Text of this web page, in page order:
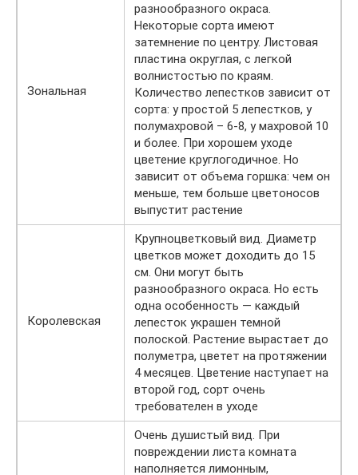
Зональная
разнообразного окраса.
Некоторые сорта имеют
затемнение по центру. Листовая
пластина округлая, с легкой
волнистостью по краям.
Количество лепестков зависит от
сорта: у простой 5 лепестков, у
полумахровой – 6-8, у махровой 10
и более. При хорошем уходе
цветение круглогодичное. Но
зависит от объема горшка: чем он
меньше, тем больше цветоносов
выпустит растение
Королевская
Крупноцветковый вид. Диаметр
цветков может доходить до 15
см. Они могут быть
разнообразного окраса. Но есть
одна особенность — каждый
лепесток украшен темной
полоской. Растение вырастает до
полуметра, цветет на протяжении
4 месяцев. Цветение наступает на
второй год, сорт очень
требователен в уходе
Очень душистый вид. При
повреждении листа комната
наполняется лимонным,